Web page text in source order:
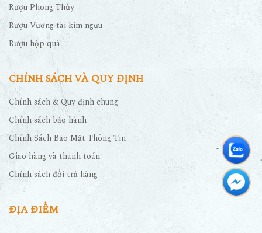
Rượu Phong Thủy
Rượu Vương tài kim ngưu
Rượu hộp quà
CHÍNH SÁCH VÀ QUY ĐỊNH
Chính sách & Quy định chung
Chính sách bảo hành
Chính Sách Bảo Mật Thông Tin
Giao hàng và thanh toán
Chính sách đổi trả hàng
ĐỊA ĐIỂM